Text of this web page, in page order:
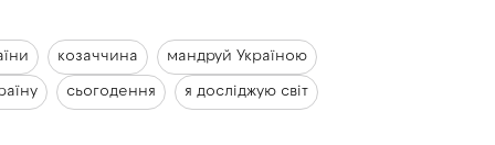
козаччина мандруй Україною
сьогодення я досліджую світ